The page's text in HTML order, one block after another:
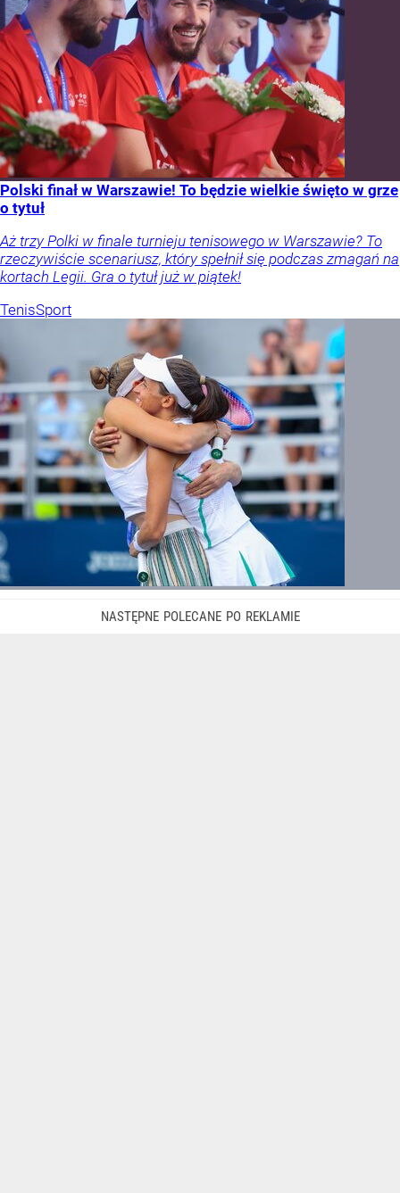
Polski finał w Warszawie! To będzie wielkie święto w grze
o tytuł
Aż trzy Polki w finale turnieju tenisowego w Warszawie? To
rzeczywiście scenariusz, który spełnił się podczas zmagań na
kortach Legii. Gra o tytuł już w piątek!
TenisSport